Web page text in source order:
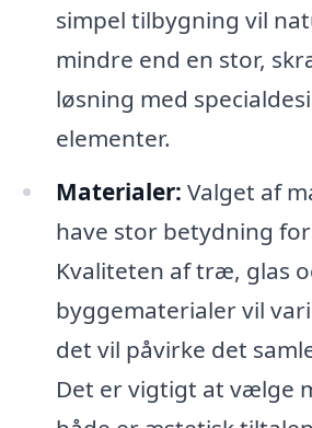
simpel tilbygning vil
mindre end en stor,
løsning med
elementer.
Materialer: Valget af
have stor betydning
Kvaliteten af træ, glas
byggematerialer vil
det vil påvirke det
Det er vigtigt at vælge